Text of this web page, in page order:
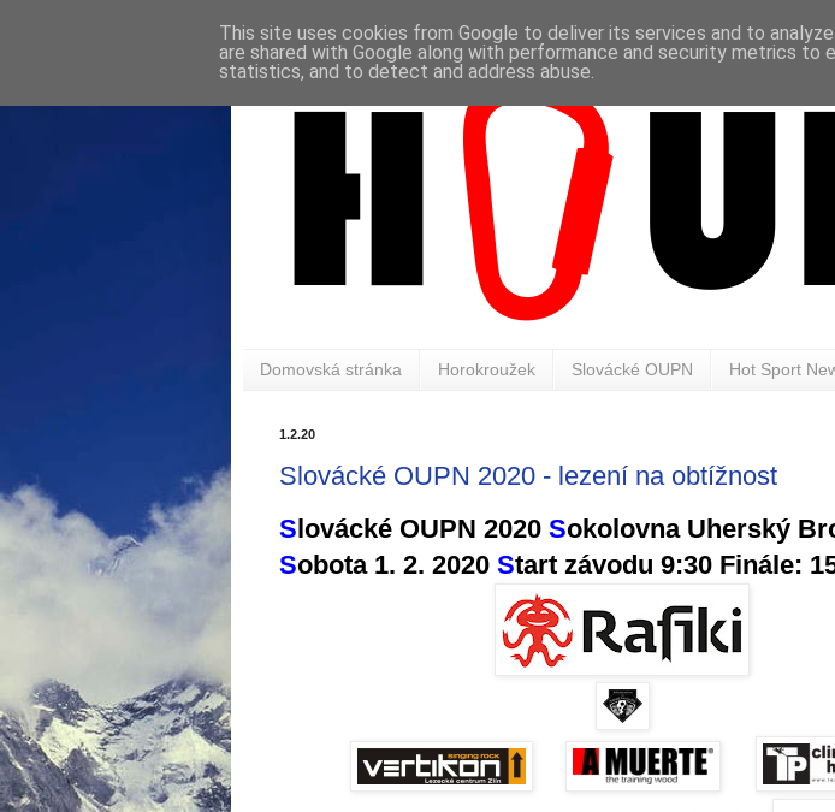
Domovská stránka Horokroužek Slovácké OUPN Hot Sport
1.2.20
Slovácké OUPN 2020 - lezení na obtížnost
S lovácké OUPN 2020 Sokolovna Uherský
Sobota 1. 2. 2020 Start závodu 9:30 Finále:
This site uses cookies from Google to deliver its services and to
are shared with Google along with performance and security metrics to
statistics, and to detect and address abuse.